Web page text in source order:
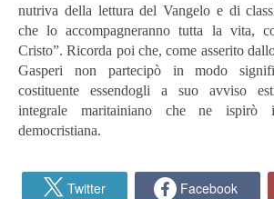
nutriva della lettura del Vangelo e di
che lo accompagneranno tutta la vita,
Cristo”. Ricorda poi che, come asserito
Gasperi non partecipò in modo
costituente essendogli a suo avviso
integrale maritainiano che ne
democristiana.
Twitter Facebook